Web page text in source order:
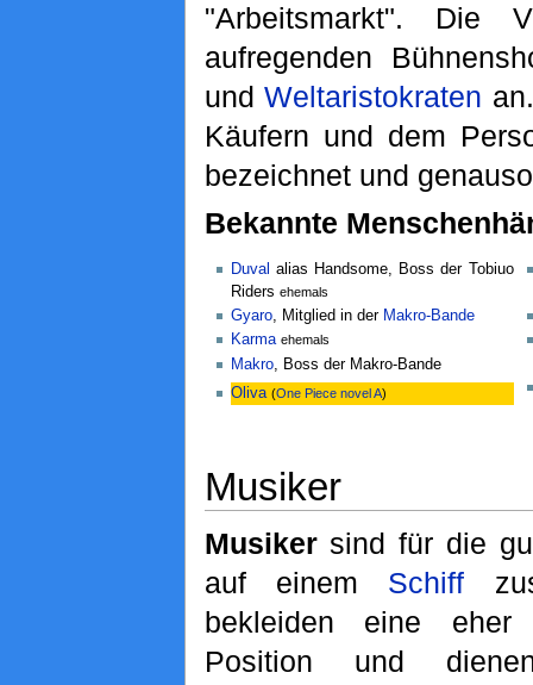
"Arbeitsmarkt". Die
aufregenden
undWeltaristokraten
Käufern und dem
bezeichnet und
Bekannte
Duval alias Handsome, Boss der Tobiuo
Riders ehemals
Gyaro, Mitglied in der Makro-Bande
Karma ehemals
Makro, Boss der Makro-Bande
Oliva (One Piece novel A)
Musiker
Musikersind für die
auf einem Schiff
bekleiden eine eher
Position und